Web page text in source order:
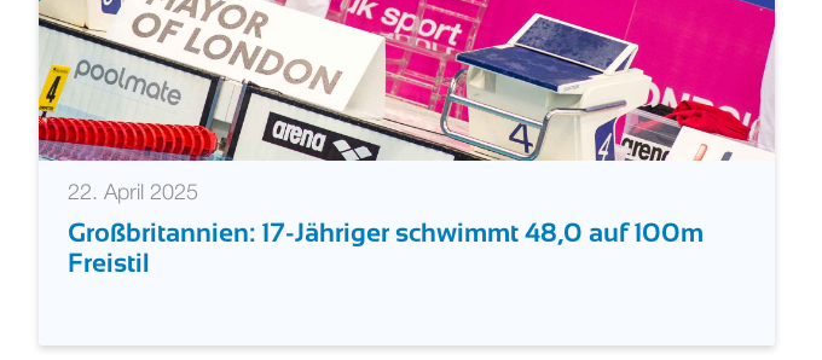
22. April 2025
Großbritannien: 17-Jähriger schwimmt 48,0 auf 100m
Freistil